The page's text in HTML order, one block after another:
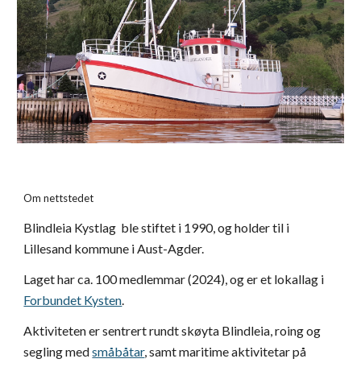
Om nettstedet
Blindleia Kystlag ble stiftet i 1990, og holdertil i
Lillesand kommune i Aust-Agder.
Laget harca. 100medlemmar (2024), og eret lokallag i
Forbundet Kysten.
Aktiviteten er sentrert rundt skøyta Blindleia, roing og
segling medsmåbåtar, samt maritime aktivitetar på